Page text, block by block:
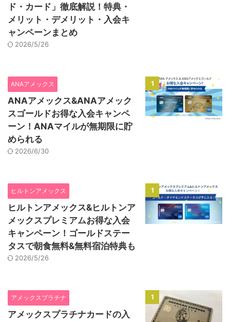
ド・カード」徹底解説！特典・
メリット・デメリット・入会キ
ャンペーンまとめ
2026/5/26
1
ANAアメックス
ANAアメックス&ANAアメック
スゴールドお得な入会キャンペ
ーン！ANAマイルが無期限に貯
められる
2026/6/30
1
ヒルトンアメックス
ヒルトンアメックス&ヒルトンア
メックスプレミアムお得な入会
キャンペーン！ゴールドステー
タスで朝食無料&無料宿泊特典も
2026/5/26
1
アメックスプラチナ
アメックスプラチナカードの入